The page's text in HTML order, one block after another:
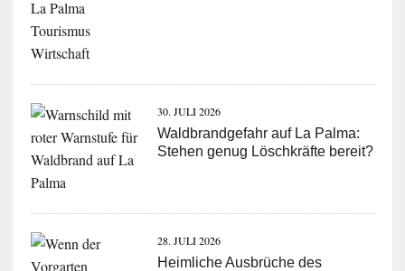
30. JULI 2026
Waldbrandgefahr auf La Palma:
Stehen genug Löschkräfte bereit?
28. JULI 2026
Heimliche Ausbrüche des